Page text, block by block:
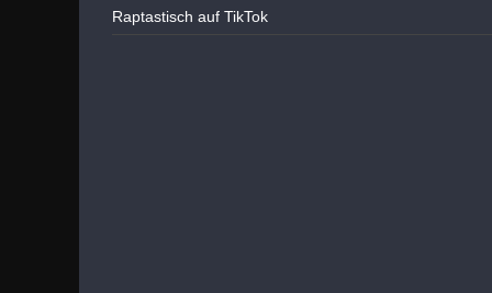
Raptastisch auf TikTok